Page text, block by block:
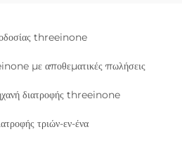
threeinone
με αποθεματικές πωλήσεις
διατροφής threeinone
τριών-εν-ένα